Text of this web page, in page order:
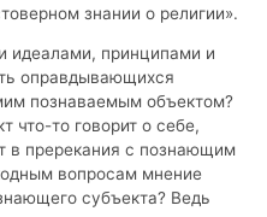
знании о религии».
идеалами, принципами и
оправдывающихся
познаваемым объектом?
что-то говорит о себе,
в пререкания с познающим
вопросам мнение
субъекта? Ведь